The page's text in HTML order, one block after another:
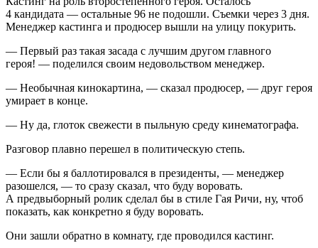
4 кандидата — остальные 96 не подошли. Съемки через 3 дня.
Менеджер кастинга и продюсер вышли на улицу покурить.
— Первый раз такая засада с лучшим другом главного
героя! — поделился своим недовольством менеджер.
— Необычная кинокартина, — сказал продюсер, — друг героя
умирает в конце.
— Ну да, глоток свежести в пыльную среду кинематографа.
Разговор плавно перешел в политическую степь.
— Если бы я баллотировался в президенты, — менеджер
разошелся, — то сразу сказал, что буду воровать.
А предвыборный ролик сделал бы в стиле Гая Ричи, ну, чтоб
показать, как конкретно я буду воровать.
Они зашли обратно в комнату, где проводился кастинг.